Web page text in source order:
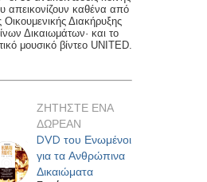
απεικονίζουν καθένα από
Διακήρυξης
Δικαιωμάτων· και το
μουσικό βίντεο UNITED.
ΖΗΤΗΣΤΕ ΕΝΑ
ΔΩΡΕΑΝ
DVD του Ενωμένοι
για τα Ανθρώπινα
Δικαιώματα